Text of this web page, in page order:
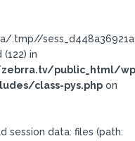
in
public_html/
class-pys.php on
session data: files (path: